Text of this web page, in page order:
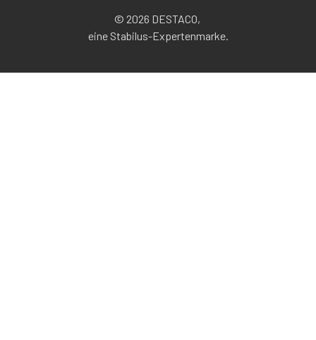
© 2026 DESTACO,
eine Stabilus-Expertenmarke.